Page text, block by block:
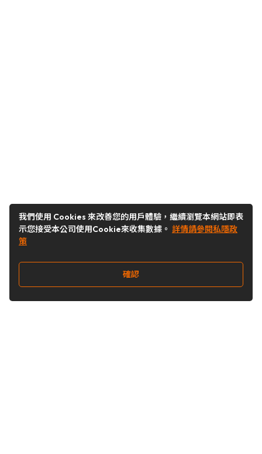
我們使用 Cookies 來改善您的用戶體驗，繼續瀏覽本網站即表
示您接受本公司使用Cookie來收集數據。 詳情請參閱私隱政
策
確認